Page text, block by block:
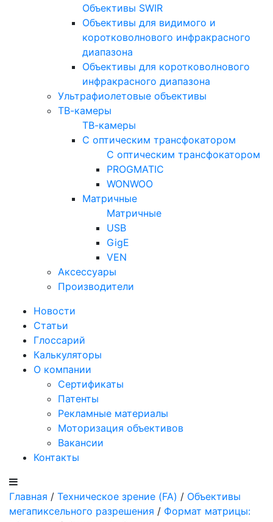
Объективы SWIR
Объективы для видимого и
коротковолнового инфракрасного
диапазона
Объективы для коротковолнового
инфракрасного диапазона
Ультрафиолетовые объективы
ТВ-камеры
ТВ-камеры
С оптическим трансфокатором
С оптическим трансфокатором
PROGMATIC
WONWOO
Матричные
Матричные
USB
GigE
VEN
Аксессуары
Производители
Новости
Статьи
Глоссарий
Калькуляторы
О компании
Сертификаты
Патенты
Рекламные материалы
Моторизация объективов
Вакансии
Контакты
Главная / Техническое зрение (FA) / Объективы
мегапиксельного разрешения / Формат матрицы: